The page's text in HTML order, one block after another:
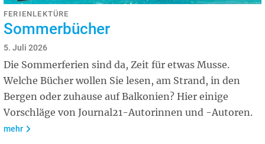
FERIENLEKTÜRE
Sommerbücher
5. Juli 2026
Die Sommerferien sind da, Zeit für etwas Musse.
Welche Bücher wollen Sie lesen, am Strand, in den
Bergen oder zuhause auf Balkonien? Hier einige
Vorschläge von Journal21-Autorinnen und -Autoren.
mehr